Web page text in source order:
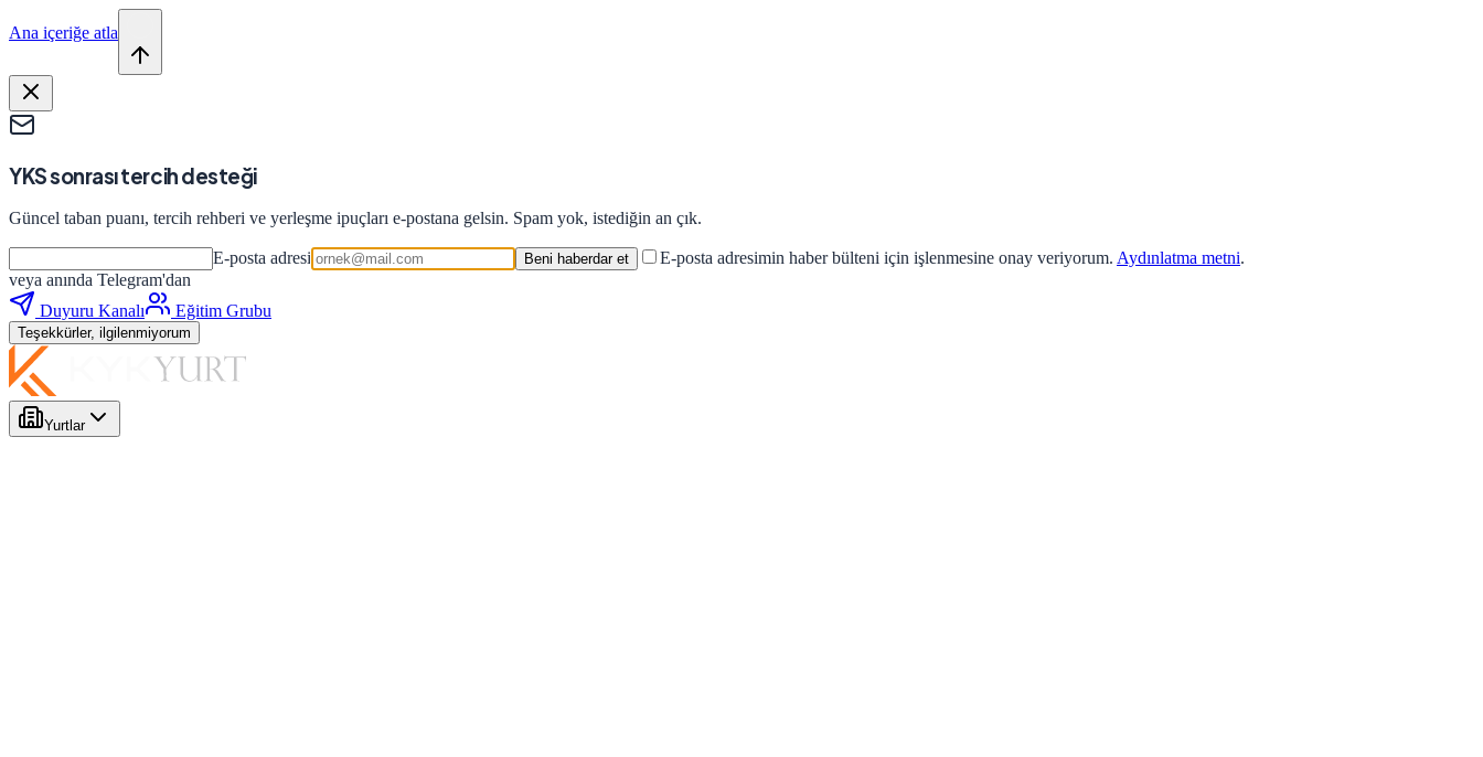
Ana içeriğe atla
YKS sonrası tercih desteği
Güncel taban puanı, tercih rehberi ve yerleşme ipuçları e-postana gelsin. Spam yok, istediğin an çık.
E-posta adresi Beni haberdar et E-posta adresimin haber bülteni için işlenmesine onay veriyorum. Aydınlatma metni.
veya anında Telegram'dan
Duyuru Kanalı
Eğitim Grubu
Teşekkürler, ilgilenmiyorum
Yurtlar